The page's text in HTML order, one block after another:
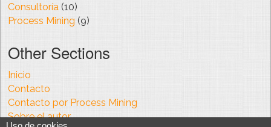
Consultoría(10)
Process Mining (9)
Other Sections
Inicio
Contacto
Contacto por Process Mining
Sobre el autor